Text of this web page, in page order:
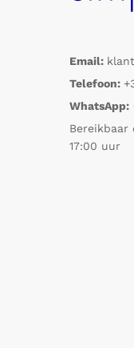
Email:
Telefoon:
WhatsApp:
Bereikbaar
17:00 uur